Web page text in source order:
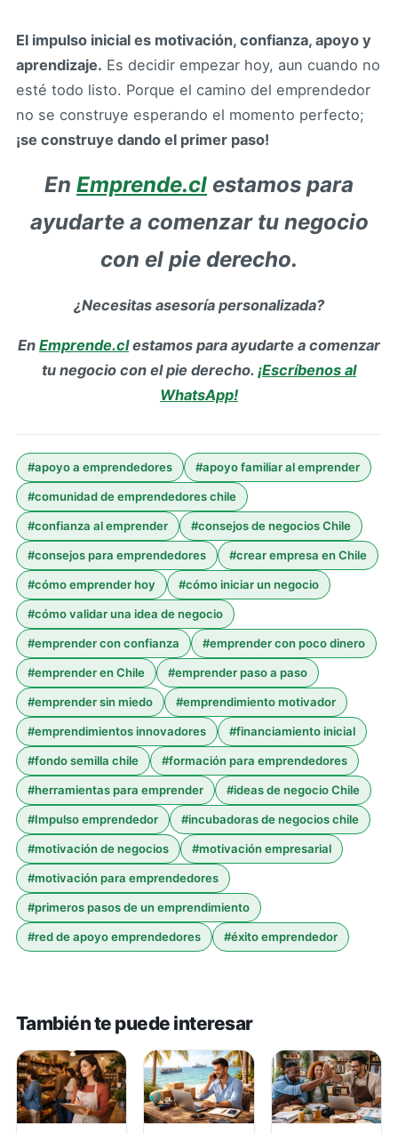
El impulso inicial es motivación, confianza, apoyo y
aprendizaje. Es decidir empezar hoy, aun cuando no
esté todo listo. Porque el camino del emprendedor
no se construye esperando el momento perfecto;
¡se construye dando el primer paso!
En Emprende.cl estamos para
ayudarte a comenzar tu negocio
con el pie derecho.
¿Necesitas asesoría personalizada?
En Emprende.clestamos para ayudarte a comenzar
tu negocio con el pie derecho. ¡Escríbenos al
WhatsApp!
#apoyo a emprendedores #apoyo familiar al emprender
#comunidad de emprendedores chile
#confianza al emprender #consejos de negocios Chile
#consejos para emprendedores #crear empresa en Chile
#cómo emprender hoy #cómo iniciar un negocio
#cómo validar una idea de negocio
#emprender con confianza #emprender con poco dinero
#emprender en Chile #emprender paso a paso
#emprender sin miedo #emprendimiento motivador
#emprendimientos innovadores #financiamiento inicial
#fondo semilla chile #formación para emprendedores
#herramientas para emprender #ideas de negocio Chile
#Impulso emprendedor #incubadoras de negocios chile
#motivación de negocios #motivación empresarial
#motivación para emprendedores
#primeros pasos de un emprendimiento
#red de apoyo emprendedores #éxito emprendedor
También te puede interesar